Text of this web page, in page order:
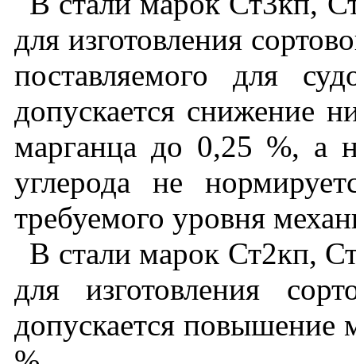
для изготовления
поставляемого
для
допускается снижение
марганца до 0,25 %, а
углерода
не
требуемого уровня
В стали марок Ст2кп,
для
изготовления
допускается повышение